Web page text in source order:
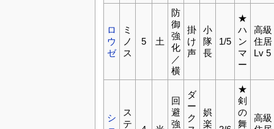
ロ
ウ
ゼ
ミ
ノ
ス
5 土
防
御
強
化
／
横
掛
け
声
小
隊
長
1/5
★
ハ
ン
マ
ー
高級
住居
Lv 5
シ
ス
テ
回
避
強
ダ
ー
ク
娯
楽
★
剣
の
舞
高級